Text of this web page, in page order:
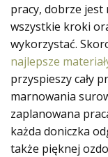
pracy, dobrze jest
wszystkie kroki
wykorzystać.
najlepsze
przyspieszy cały
marnowania
zaplanowana
każda doniczka
także pięknej